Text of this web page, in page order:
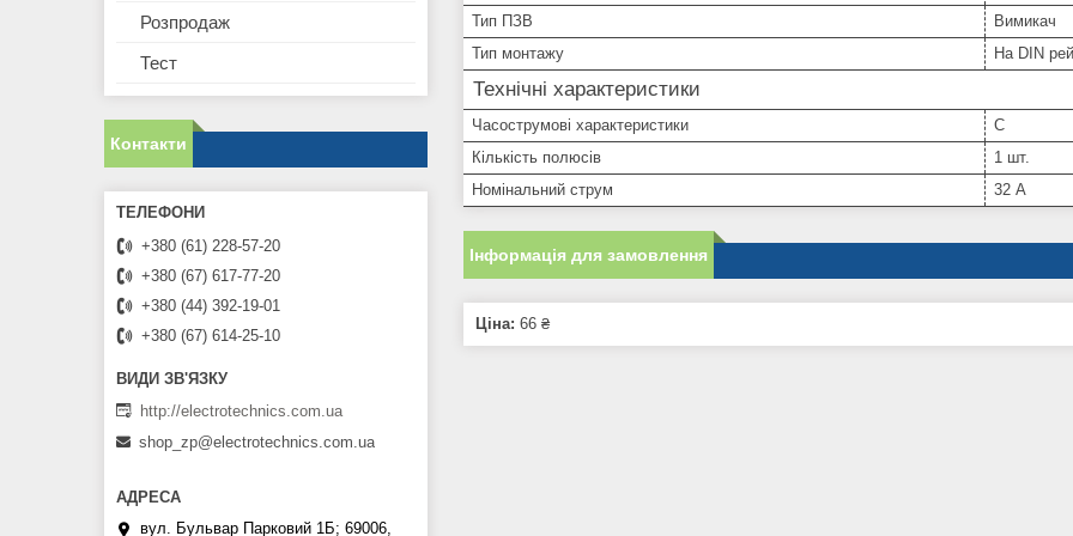
Тип ПЗВ
Вимикач
Тип монтажу
На DIN
Технічні характеристики
Часострумові характеристики
C
Кількість полюсів
1 шт.
Номінальний струм
32 А
Інформація для замовлення
Ціна: 66 ₴
Розпродаж
Тест
Контакти
+380 (61) 228-57-20
+380 (67) 617-77-20
+380 (44) 392-19-01
+380 (67) 614-25-10
http://electrotechnics.com.ua
shop_zp@electrotechnics.com.ua
вул. Бульвар Парковий 1Б; 69006,